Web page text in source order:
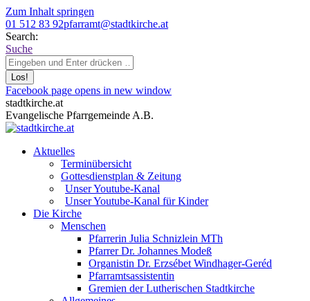
Zum Inhalt springen
01 512 83 92pfarramt@stadtkirche.at
Search:
Suche
Facebook page opens in new window
stadtkirche.at
Evangelische Pfarrgemeinde A.B.
Aktuelles
Terminübersicht
Gottesdienstplan & Zeitung
Unser Youtube-Kanal
Unser Youtube-Kanal für Kinder
Die Kirche
Menschen
Pfarrerin Julia Schnizlein MTh
Pfarrer Dr. Johannes Modeß
Organistin Dr. Erzsébet Windhager-Geréd
Pfarramtsassistentin
Gremien der Lutherischen Stadtkirche